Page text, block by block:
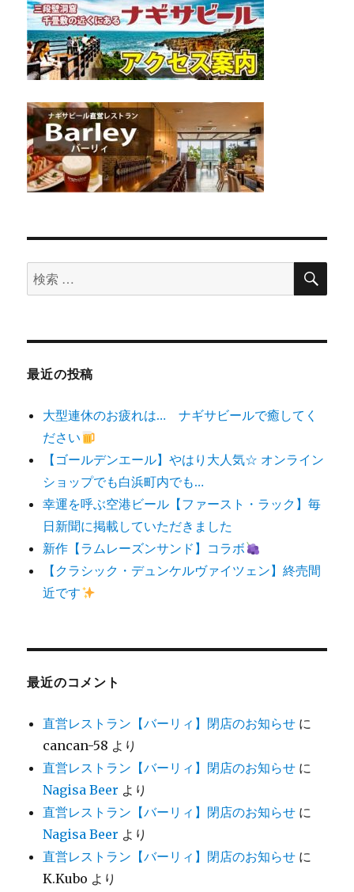
検
索
象:
検
最近の投稿
大型連休のお疲れは… ナギサビールで癒してく
ださい
【ゴールデンエール】やはり大人気☆ オンライン
ショップでも白浜町内でも…
幸運を呼ぶ空港ビール【ファースト・ラック】毎
日新聞に掲載していただきました
新作【ラムレーズンサンド】コラボ
【クラシック・デュンケルヴァイツェン】終売間
近です
最近のコメント
直営レストラン【バーリィ】閉店のお知らせ に
cancan-58 より
直営レストラン【バーリィ】閉店のお知らせ に
Nagisa Beer より
直営レストラン【バーリィ】閉店のお知らせ に
Nagisa Beer より
直営レストラン【バーリィ】閉店のお知らせ に
K.Kubo より